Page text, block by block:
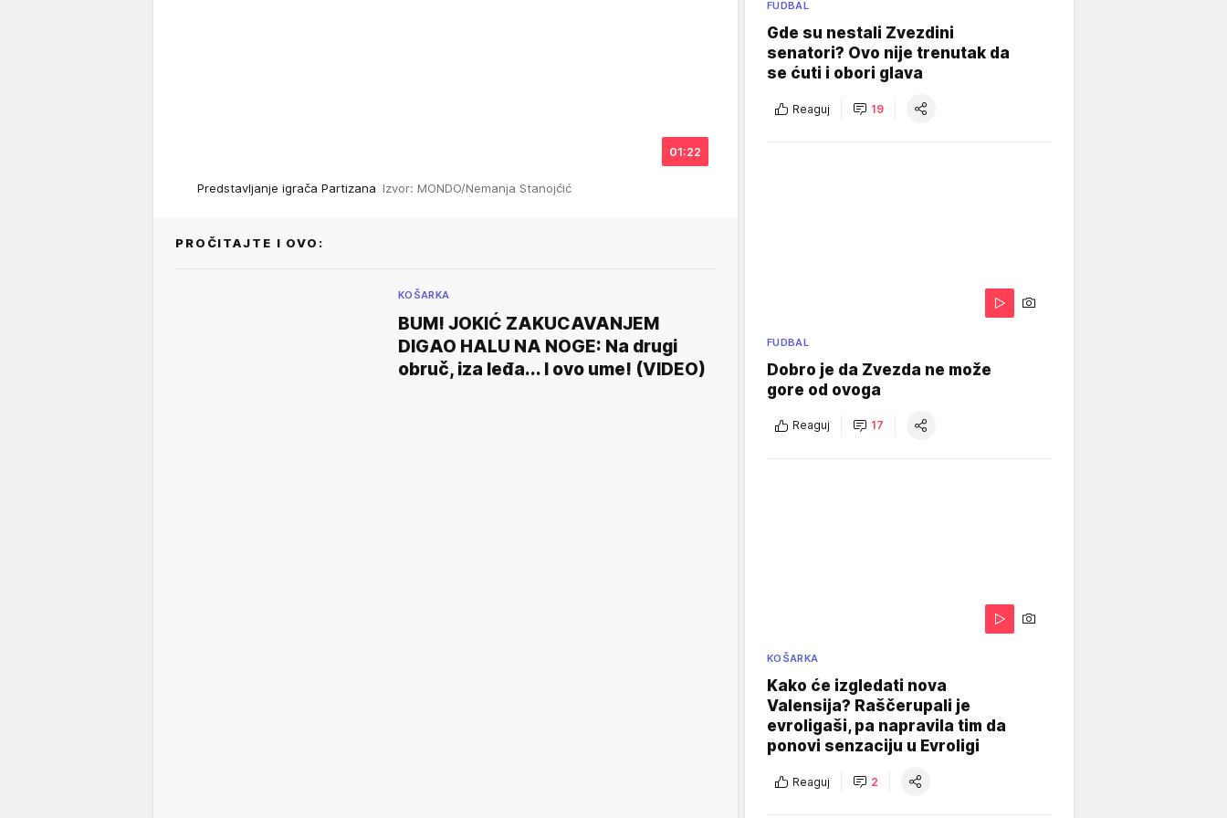
01:22
Predstavljanje igrača Partizana Izvor: MONDO/Nemanja Stanojćić
PROČITAJTE I OVO:
KOŠARKA
BUM! JOKIĆ ZAKUCAVANJEM
DIGAO HALU NA NOGE: Na drugi
obruč, iza leđa... I ovo ume! (VIDEO)
FUDBAL
Gde su nestali Zvezdini
senatori? Ovo nije trenutak da
se ćuti i obori glava
Reaguj 19
FUDBAL
Dobro je da Zvezda ne može
gore od ovoga
Reaguj 17
KOŠARKA
Kako će izgledati nova
Valensija? Raščerupali je
evroligaši, pa napravila tim da
ponovi senzaciju u Evroligi
Reaguj 2